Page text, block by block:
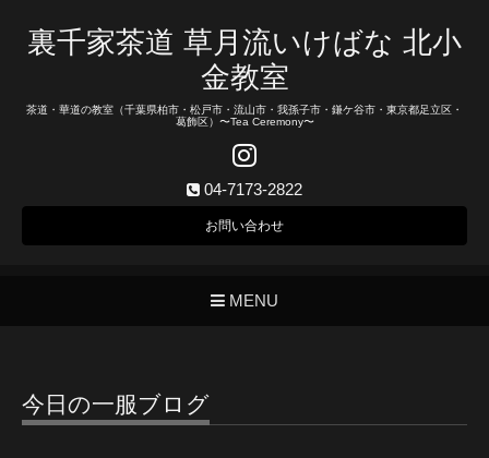
裏千家茶道 草月流いけばな 北小
金教室
茶道・華道の教室（千葉県柏市・松戸市・流山市・我孫子市・鎌ケ谷市・東京都足立区・
葛飾区）〜Tea Ceremony〜
04-7173-2822
お問い合わせ
MENU
今日の一服ブログ